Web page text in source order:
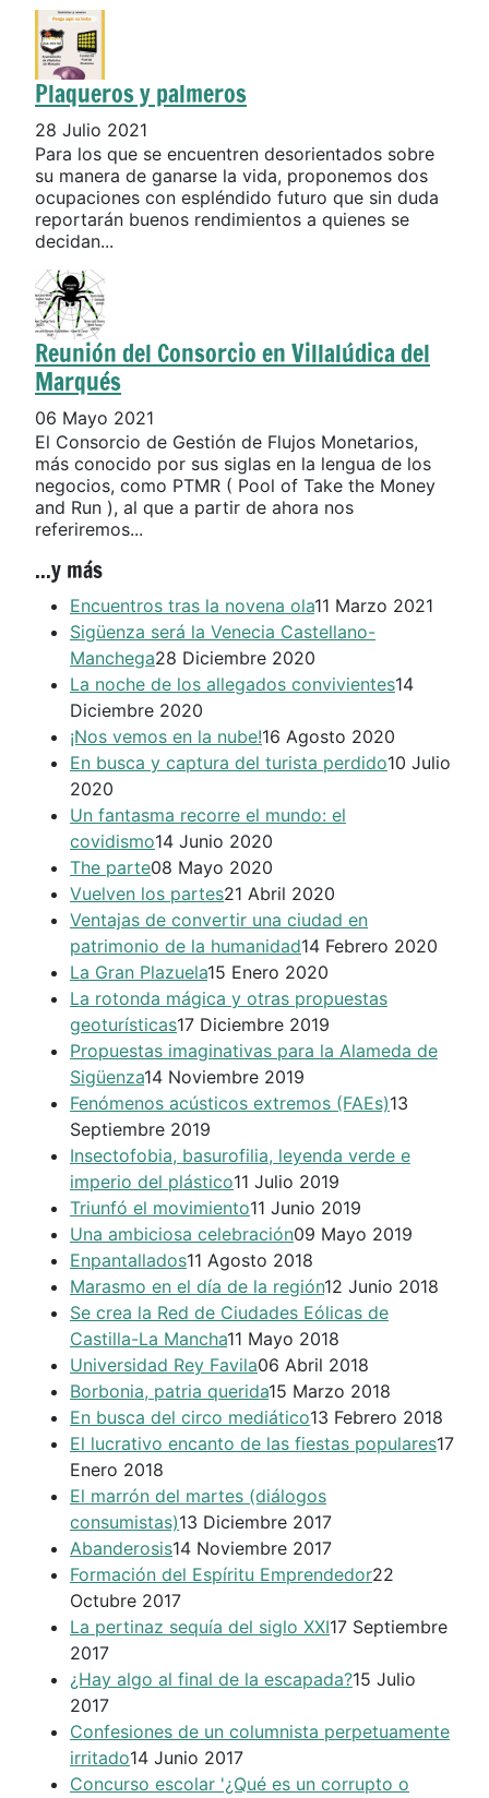
Plaqueros y palmeros
28 Julio 2021
Para los que se encuentren desorientados sobre
su manera de ganarse la vida, proponemos dos
ocupaciones con espléndido futuro que sin duda
reportarán buenos rendimientos a quienes se
decidan...
Reunión del Consorcio en Villalúdica del
Marqués
06 Mayo 2021
El Consorcio de Gestión de Flujos Monetarios,
más conocido por sus siglas en la lengua de los
negocios, como PTMR ( Pool of Take the Money
and Run ), al que a partir de ahora nos
referiremos...
...y más
Encuentros tras la novena ola11 Marzo 2021
Sigüenza será la Venecia Castellano-
Manchega28 Diciembre 2020
La noche de los allegados convivientes14
Diciembre 2020
¡Nos vemos en la nube!16 Agosto 2020
En busca y captura del turista perdido10 Julio
2020
Un fantasma recorre el mundo: el
covidismo14 Junio 2020
The parte08 Mayo 2020
Vuelven los partes21 Abril 2020
Ventajas de convertir una ciudad en
patrimonio de la humanidad14 Febrero 2020
La Gran Plazuela15 Enero 2020
La rotonda mágica y otras propuestas
geoturísticas17 Diciembre 2019
Propuestas imaginativas para la Alameda de
Sigüenza14 Noviembre 2019
Fenómenos acústicos extremos (FAEs)13
Septiembre 2019
Insectofobia, basurofilia, leyenda verde e
imperio del plástico11 Julio 2019
Triunfó el movimiento11 Junio 2019
Una ambiciosa celebración09 Mayo 2019
Enpantallados11 Agosto 2018
Marasmo en el día de la región12 Junio 2018
Se crea la Red de Ciudades Eólicas de
Castilla-La Mancha11 Mayo 2018
Universidad Rey Favila06 Abril 2018
Borbonia, patria querida15 Marzo 2018
En busca del circo mediático13 Febrero 2018
El lucrativo encanto de las fiestas populares17
Enero 2018
El marrón del martes (diálogos
consumistas)13 Diciembre 2017
Abanderosis14 Noviembre 2017
Formación del Espíritu Emprendedor22
Octubre 2017
La pertinaz sequía del siglo XXI17 Septiembre
2017
¿Hay algo al final de la escapada?15 Julio
2017
Confesiones de un columnista perpetuamente
irritado14 Junio 2017
Concurso escolar '¿Qué es un corrupto o